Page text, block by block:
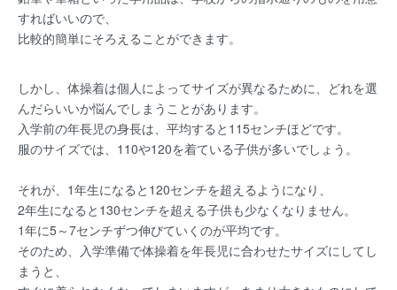
すればいいので、
比較的簡単にそろえることができます。
しかし、体操着は個人によってサイズが異なるために、どれを選
んだらいいか悩んでしまうことがあります。
入学前の年長児の身長は、平均すると115センチほどです。
服のサイズでは、110や120を着ている子供が多いでしょう。
それが、1年生になると120センチを超えるようになり、
2年生になると130センチを超える子供も少なくなりません。
1年に5～7センチずつ伸びていくのが平均です。
そのため、入学準備で体操着を年長児に合わせたサイズにしてし
まうと、